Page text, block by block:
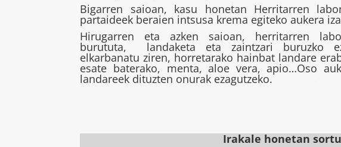
Bigarren saioan, kasu honetan Herritarren
partaideek beraien intsusa krema egiteko aukera
Hirugarren eta azken saioan, herritarren
burututa, landaketa eta zaintzari buruzko
elkarbanatu ziren, horretarako hainbat landare
esate baterako, menta, aloe vera, apio…Oso
landareek dituzten onurak ezagutzeko.
Irakale honetan